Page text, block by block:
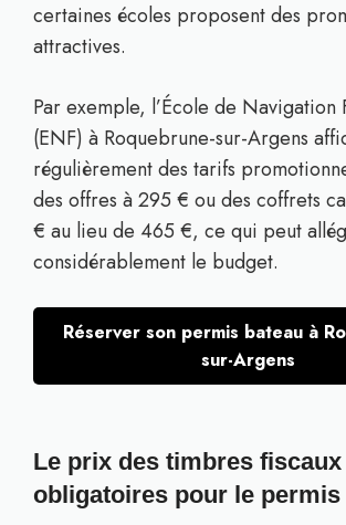
certaines écoles proposent des
attractives.
Par exemple, l’École de Navigation
(ENF) à Roquebrune-sur-Argens
régulièrement des tarifs
des offres à 295 € ou des coffrets
€ au lieu de 465 €, ce qui peut
considérablement le budget.
Réserver son permis bateau à
sur-Argens
Le prix des timbres fiscaux
obligatoires pour le permis